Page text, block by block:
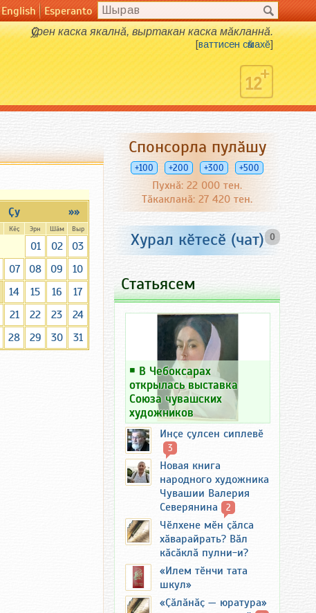
English Esperanto
Ҫӳрен каска якалнӑ, выртакан каска мӑкланнӑ.
[ваттисен сӑмахӗ]
»»
Ҫу
Кӗҫ Эрн Шӑм Выр
01 02
03
07 08 09
10
14 15 16
17
21 22 23
24
28 29 30 31
Спонсорла пулӑшу
+100 +200 +300 +500
Пухнӑ: 22 000 тен.
Тӑкакланӑ: 27 420 тен.
0
Хурал кӗтесӗ (чат)
Статьясем
￭ В Чебоксарах
открылась выставка
Союза чувашских
художников
Инҫе ҫулсен сиплевӗ
3
Новая книга
народного художника
Чувашии Валерия
Северянина
2
Чӗлхене мӗн ҫӑлса
хӑварайрать? Вӑл
кӑсӑклӑ пулни-и?
«Илем тӗнчи тата
шкул»
«Ҫӑлӑнӑҫ — юратура»